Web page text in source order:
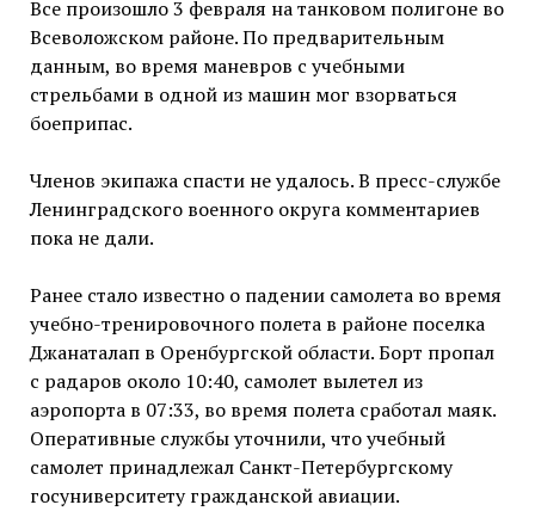
Все произошло 3 февраля на танковом полигоне во
Всеволожском районе. По предварительным
данным, во время маневров с учебными
стрельбами в одной из машин мог взорваться
боеприпас.
Членов экипажа спасти не удалось. В пресс-службе
Ленинградского военного округа комментариев
пока не дали.
Ранее стало известно о падении самолета во время
учебно-тренировочного полета в районе поселка
Джанаталап в Оренбургской области. Борт пропал
с радаров около 10:40, самолет вылетел из
аэропорта в 07:33, во время полета сработал маяк.
Оперативные службы уточнили, что учебный
самолет принадлежал Санкт-Петербургскому
госуниверситету гражданской авиации.